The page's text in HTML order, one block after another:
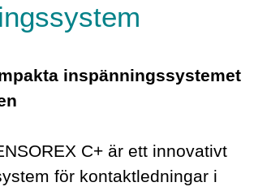
inspänningssystemet
C+ är ett innovativt
för kontaktledningar i